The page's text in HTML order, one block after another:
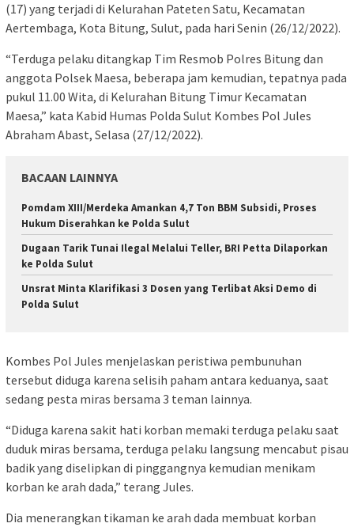
(17) yang terjadi di Kelurahan Pateten Satu, Kecamatan
Aertembaga, Kota Bitung, Sulut, pada hari Senin (26/12/2022).
“Terduga pelaku ditangkap Tim Resmob Polres Bitung dan
anggota Polsek Maesa, beberapa jam kemudian, tepatnya pada
pukul 11.00 Wita, di Kelurahan Bitung Timur Kecamatan
Maesa,” kata Kabid Humas Polda Sulut Kombes Pol Jules
Abraham Abast, Selasa (27/12/2022).
BACAAN LAINNYA
Pomdam XIII/Merdeka Amankan 4,7 Ton BBM Subsidi, Proses
Hukum Diserahkan ke Polda Sulut
Dugaan Tarik Tunai Ilegal Melalui Teller, BRI Petta Dilaporkan
ke Polda Sulut
Unsrat Minta Klarifikasi 3 Dosen yang Terlibat Aksi Demo di
Polda Sulut
Kombes Pol Jules menjelaskan peristiwa pembunuhan
tersebut diduga karena selisih paham antara keduanya, saat
sedang pesta miras bersama 3 teman lainnya.
“Diduga karena sakit hati korban memaki terduga pelaku saat
duduk miras bersama, terduga pelaku langsung mencabut pisau
badik yang diselipkan di pinggangnya kemudian menikam
korban ke arah dada,” terang Jules.
Dia menerangkan tikaman ke arah dada membuat korban